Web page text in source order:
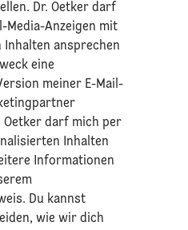
Dr. Oetker darf
Media-Anzeigen mit
ansprechen
eine
meiner E-Mail-
Oetker darf mich per
Inhalten
Informationen
. Du kannst
wie wir dich